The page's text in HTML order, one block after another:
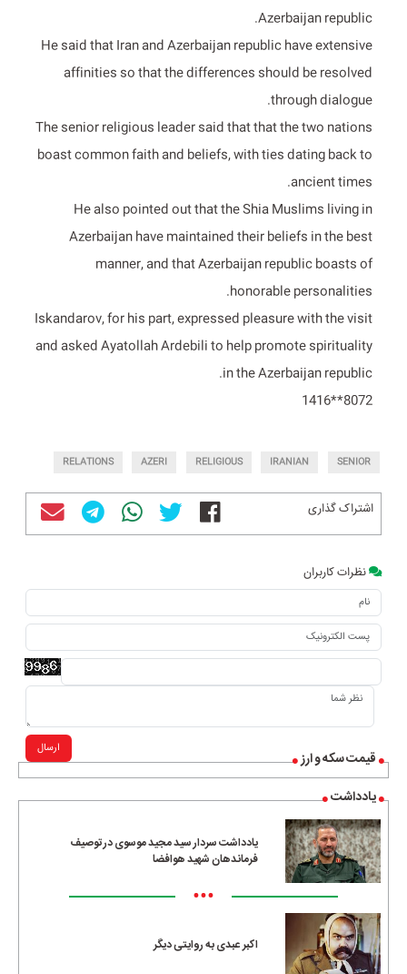
قیمت سکه و ارز
یادداشت
یادداشت سردار سید مجید موسوی در توصیف
فرماندهان شهید هوافضا
•••
اکبر عبدی به روایتی دیگر
Azerbaijan republic.
He said that Iran and Azerbaijan republic have extensive
affinities so that the differences should be resolved
through dialogue.
The senior religious leader said that that the two nations
boast common faith and beliefs, with ties dating back to
ancient times.
He also pointed out that the Shia Muslims living in
Azerbaijan have maintained their beliefs in the best
manner, and that Azerbaijan republic boasts of
honorable personalities.
Iskandarov, for his part, expressed pleasure with the visit
and asked Ayatollah Ardebili to help promote spirituality
in the Azerbaijan republic.
8072**1416
SENIOR
IRANIAN
RELIGIOUS
AZERI
RELATIONS
اشتراک گذاری
نظرات کاربران
ارسال